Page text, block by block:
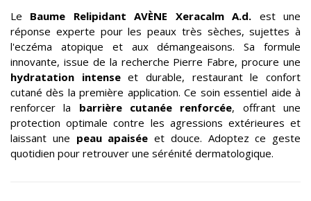
Le Baume Relipidant AVÈNE Xeracalm A.d. est une
réponse experte pour les peaux très sèches, sujettes à
l'eczéma atopique et aux démangeaisons. Sa formule
innovante, issue de la recherche Pierre Fabre, procure une
hydratation intenseet durable, restaurant le confort
cutané dès la première application. Ce soin essentiel aide à
renforcer la barrière cutanée renforcée, offrant une
protection optimale contre les agressions extérieures et
laissant une peau apaisée et douce. Adoptez ce geste
quotidien pour retrouver une sérénité dermatologique.